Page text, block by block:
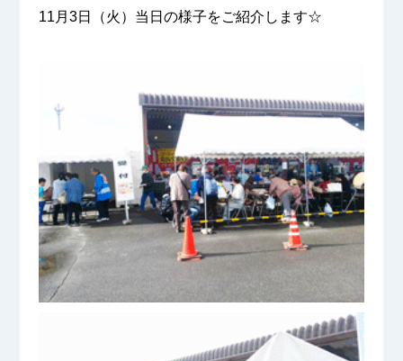
11月3日（火）当日の様子をご紹介します☆